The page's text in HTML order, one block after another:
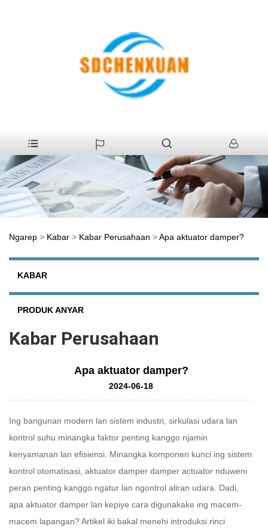
Ngarep > Kabar > Kabar Perusahaan >Apa aktuator damper?
KABAR
PRODUK ANYAR
Kabar Perusahaan
Apa aktuator damper?
2024-06-18
Ing bangunan modern lan sistem industri, sirkulasi udara lan
kontrol suhu minangka faktor penting kanggo njamin
kenyamanan lan efisiensi. Minangka komponen kunci ing sistem
kontrol otomatisasi, aktuator damper damper actuator nduweni
peran penting kanggo ngatur lan ngontrol aliran udara. Dadi,
apa aktuator damper lan kepiye cara digunakake ing macem-
macem lapangan? Artikel iki bakal menehi introduksi rinci